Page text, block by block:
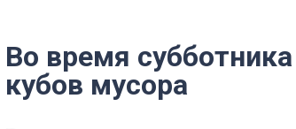
Во время
кубов мусора